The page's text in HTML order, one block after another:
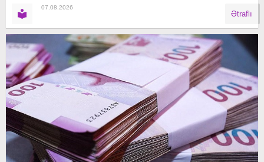
07.08.2026
Ətraflı